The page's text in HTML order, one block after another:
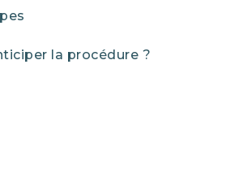
la procédure ?